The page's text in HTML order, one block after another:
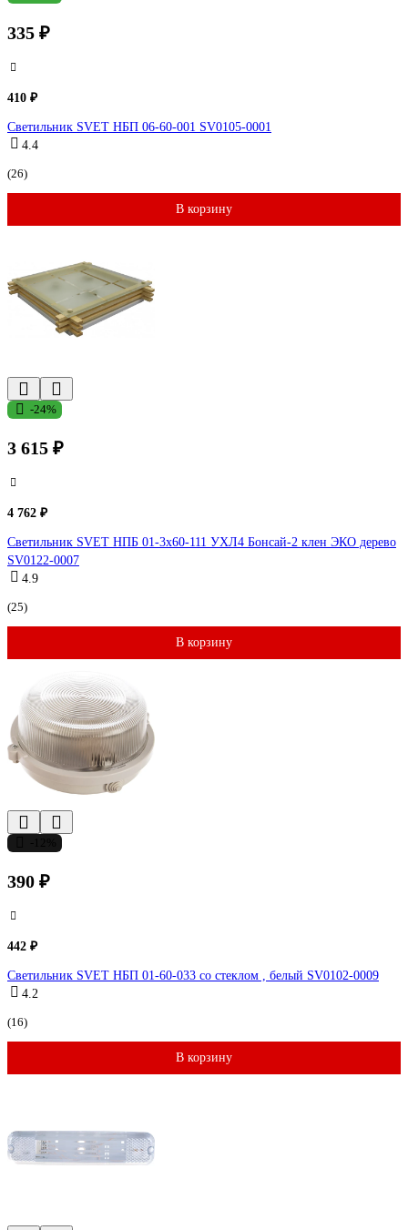
335 ₽
410 ₽
Светильник SVET НБП 06-60-001 SV0105-0001
4.4
(26)
В корзину
-24%
3 615 ₽
4 762 ₽
Светильник SVET НПБ 01-3х60-111 УХЛ4 Бонсай-2 клен ЭКО дерево
SV0122-0007
4.9
(25)
В корзину
390 ₽
442 ₽
Светильник SVET НБП 01-60-033 со стеклом , белый SV0102-0009
4.2
(16)
В корзину